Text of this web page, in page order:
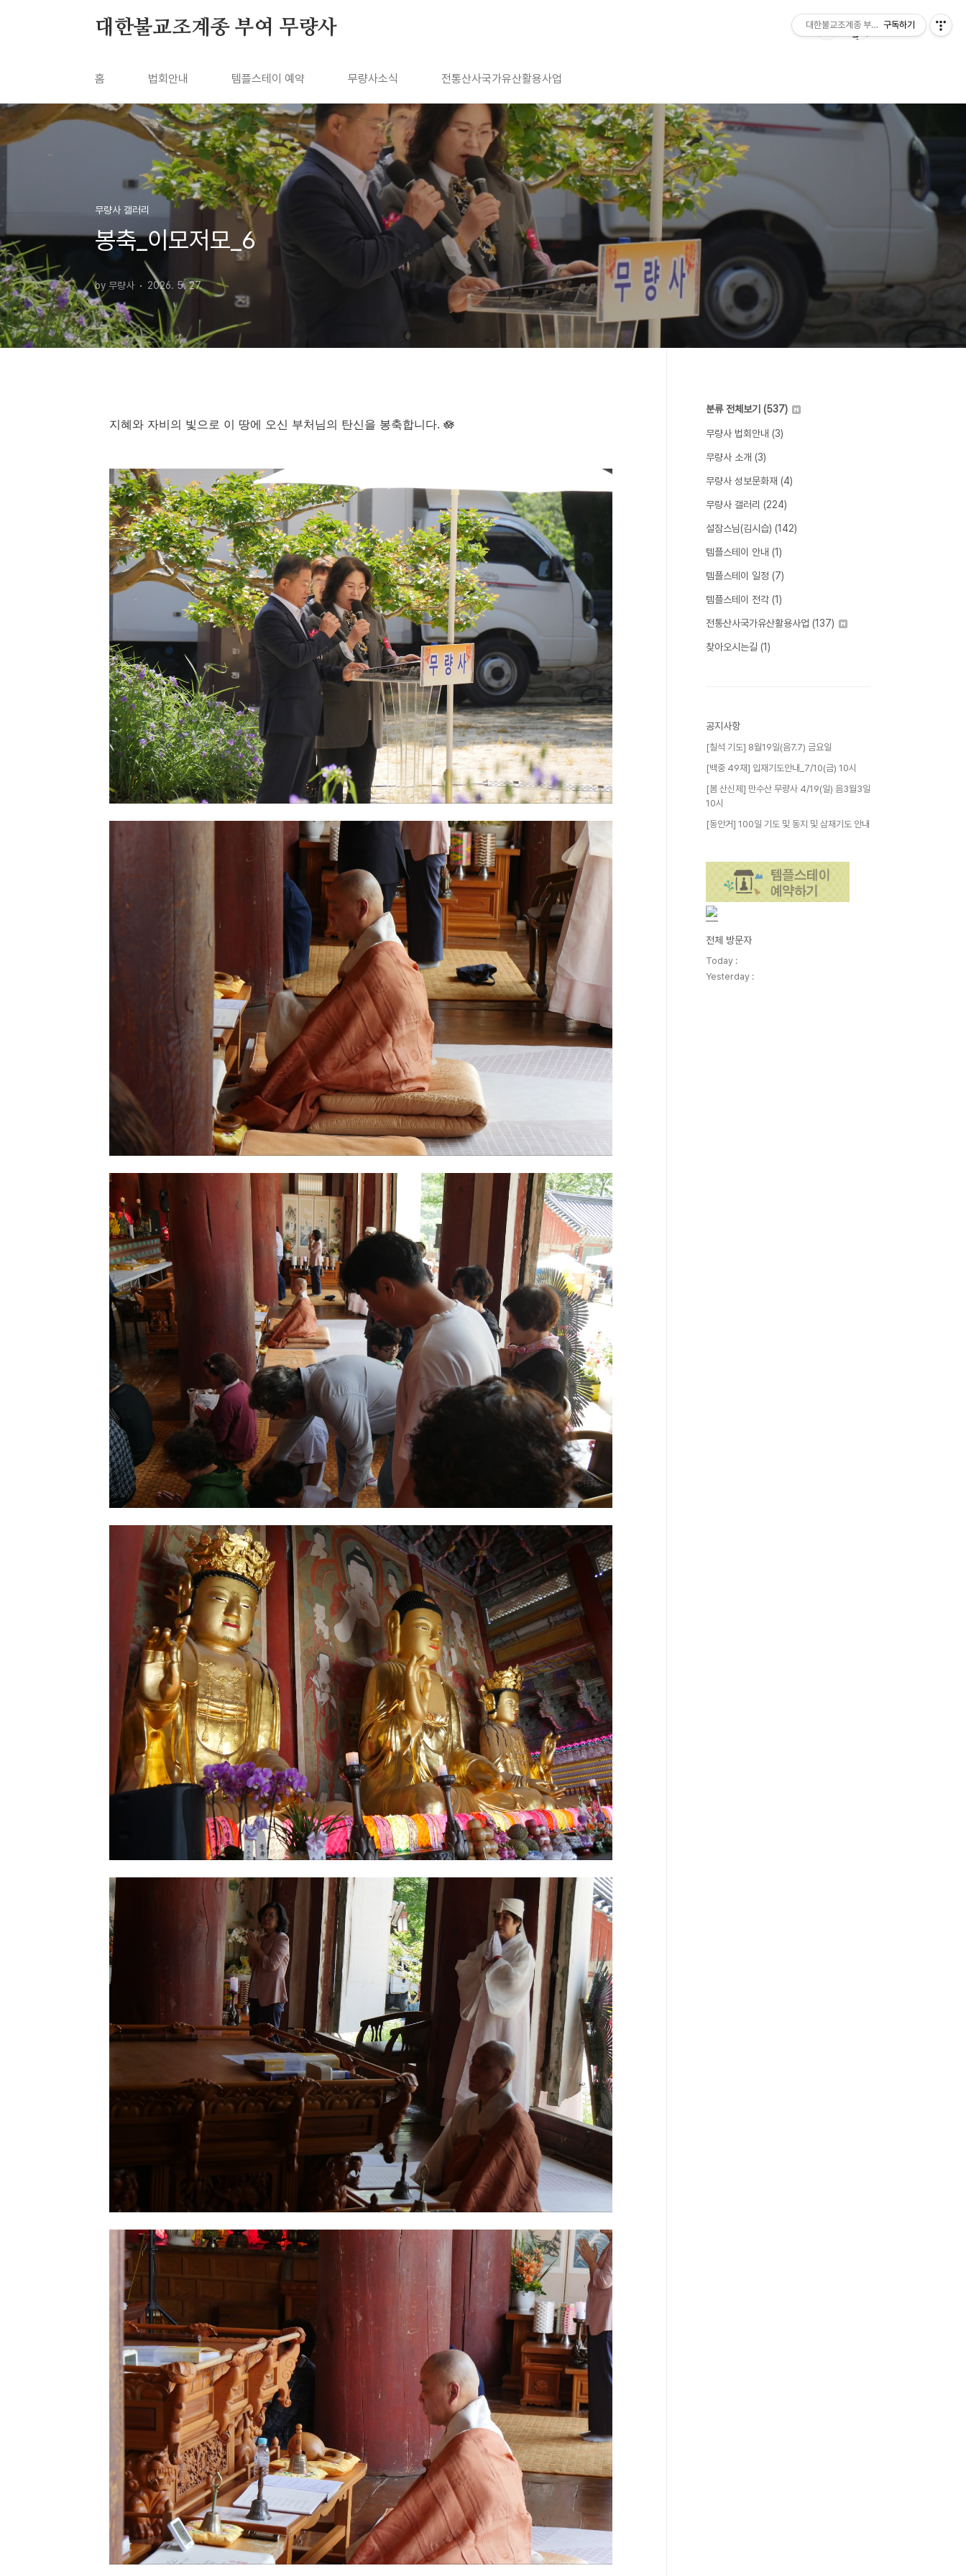
대한불교조계종 부여 무량사
홈 법회안내 템플스테이 예약 무량사소식 전통산사국가유산활용사업
무량사 갤러리
봉축_이모저모_6
by 무량사 2026. 5. 27.
지혜와 자비의 빛으로 이 땅에 오신 부처님의 탄신을 봉축합니다. 🪷
분류 전체보기 (537)
무량사 법회안내 (3)
무량사 소개 (3)
무량사 성보문화재 (4)
무량사 갤러리 (224)
설잠스님(김시습) (142)
템플스테이 안내 (1)
템플스테이 일정 (7)
템플스테이 전각 (1)
전통산사국가유산활용사업 (137)
찾아오시는길 (1)
공지사항
[칠석 기도] 8월19일(음7.7) 금요일
[백중 49재] 입재기도안내_7/10(금) 10시
[봄 산신제] 만수산 무량사 4/19(일) 음3월3일
10시
[동안거] 100일 기도 및 동지 및 삼재기도 안내
전체 방문자
Today :
Yesterday :
대한불교조계종 부여 무량사
구독하기